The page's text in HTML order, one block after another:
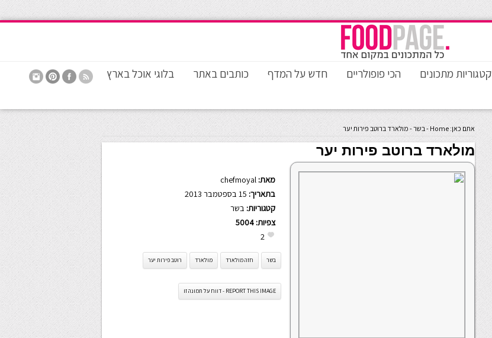
קטגוריות מתכונים הכי פופולריים חדש על המדף כותבים באתר בלוגי אוכל בארץ
אתם כאן: Home
-בשר-מולארד ברוטב פירות יער
מולארד ברוטב פירות יער
מאת: chefmoyal
בתאריך:
קטגוריות: בשר
צפיות: 5004
2
בשר חזה מולארד מולארד רוטב פירות יער
REPORT THIS IMAGE - דווח על תמונה זו